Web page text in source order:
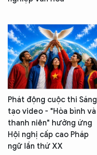
Phát động cuộc thi Sáng
tạo video - "Hòa bình và
thanh niên" hưởng ứng
Hội nghị cấp cao Pháp
ngữ lần thứ XX